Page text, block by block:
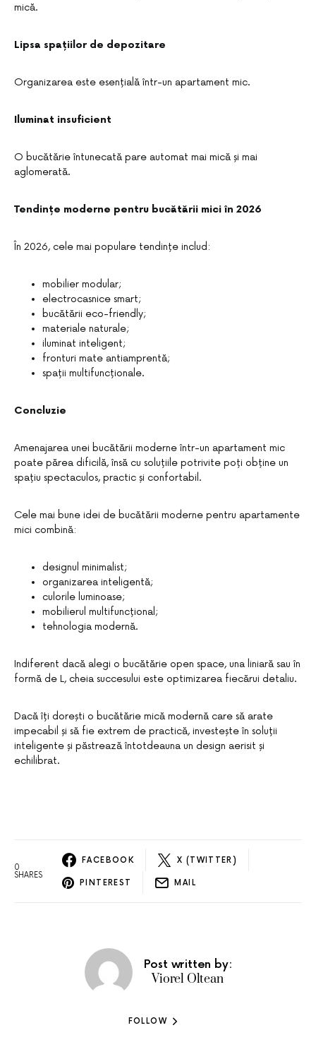
mică.
Lipsa spațiilor de depozitare
Organizarea este esențială într-un apartament mic.
Iluminat insuficient
O bucătărie întunecată pare automat mai mică și mai
aglomerată.
Tendințe moderne pentru bucătării mici în 2026
În 2026, cele mai populare tendințe includ:
mobilier modular;
electrocasnice smart;
bucătării eco-friendly;
materiale naturale;
iluminat inteligent;
fronturi mate antiamprentă;
spații multifuncționale.
Concluzie
Amenajarea unei bucătării moderne într-un apartament mic
poate părea dificilă, însă cu soluțiile potrivite poți obține un
spațiu spectaculos, practic și confortabil.
Cele mai bune idei de bucătării moderne pentru apartamente
mici combină:
designul minimalist;
organizarea inteligentă;
culorile luminoase;
mobilierul multifuncțional;
tehnologia modernă.
Indiferent dacă alegi o bucătărie open space, una liniară sau în
formă de L, cheia succesului este optimizarea fiecărui detaliu.
Dacă îți dorești o bucătărie mică modernă care să arate
impecabil și să fie extrem de practică, investește în soluții
inteligente și păstrează întotdeauna un design aerisit și
echilibrat.
0
SHARES
FACEBOOK X (TWITTER)
PINTEREST MAIL
Post written by:
Viorel Oltean
FOLLOW